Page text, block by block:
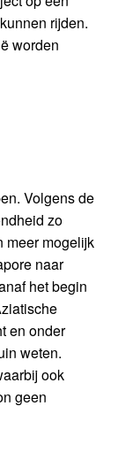
rijden.
worden
Volgens de
zo
meer mogelijk
naar
het begin
en onder
weten.
ook
geen